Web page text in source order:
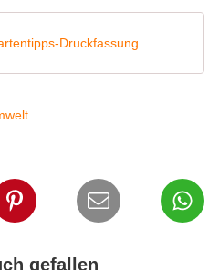
Druckfassung
gefallen